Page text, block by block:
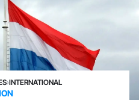
›INTERNATIONAL